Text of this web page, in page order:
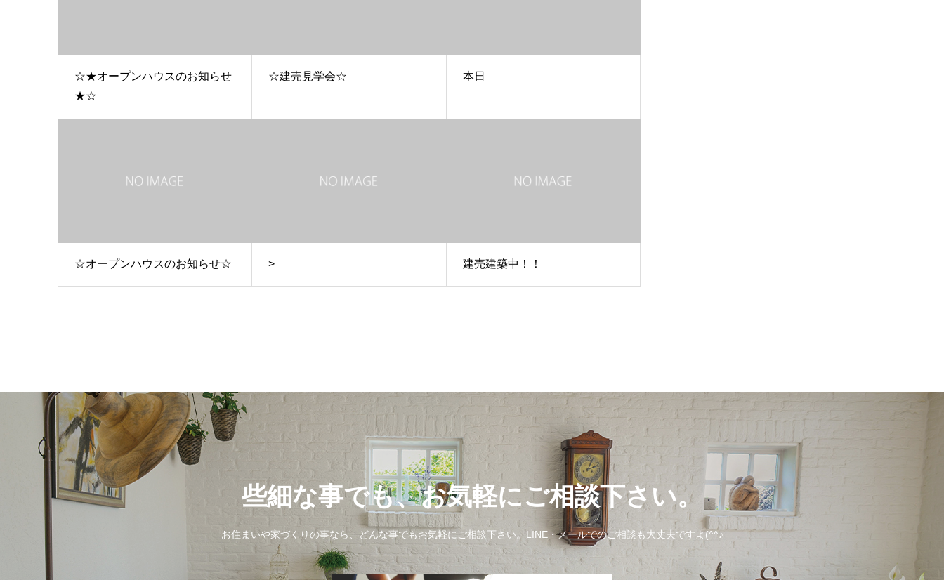
☆★オープンハウスのお知らせ
★☆
☆建売見学会☆ 本日
☆オープンハウスのお知らせ☆ > 建売建築中！！
些細な事でも、お気軽にご相談下さい。
お住まいや家づくりの事なら、どんな事でもお気軽にご相談下さい。LINE・メールでのご相談も大丈夫ですよ(^^♪